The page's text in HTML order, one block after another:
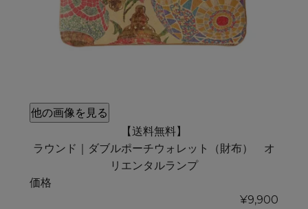
他の画像を見る
【送料無料】
ラウンド｜ダブルポーチウォレット（財布） オ
リエンタルランプ
価格
¥9,900